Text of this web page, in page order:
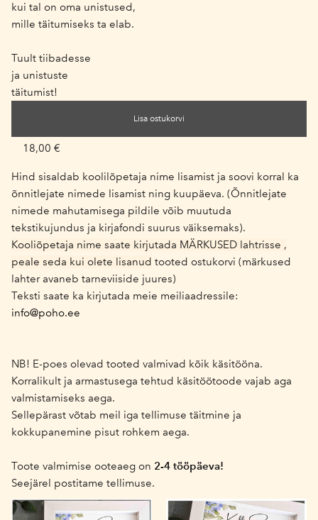
NB! E-poes olevad tooted valmivad kõik käsitööna.
Korralikult ja armastusega tehtud käsitöötoode vajab aga
valmistamiseks aega.
Sellepärast võtab meil iga tellimuse täitmine ja
kokkupanemine pisut rohkem aega.
Toote valmimise ooteaeg on 2-4 tööpäeva!
Seejärel postitame tellimuse.
kui tal on oma unistused,
mille täitumiseks ta elab.
Tuult tiibadesse
ja unistuste
täitumist!
Lisa ostukorvi
18,00 €
Hind sisaldab koolilõpetaja nime lisamist ja soovi korral ka
õnnitlejate nimede lisamist ning kuupäeva. (Õnnitlejate
nimede mahutamisega pildile võib muutuda
tekstikujundus ja kirjafondi suurus väiksemaks).
Kooliõpetaja nime saate kirjutada MÄRKUSED lahtrisse ,
peale seda kui olete lisanud tooted ostukorvi (märkused
lahter avaneb tarneviiside juures)
Teksti saate ka kirjutada meie meiliaadressile:
info@poho.ee